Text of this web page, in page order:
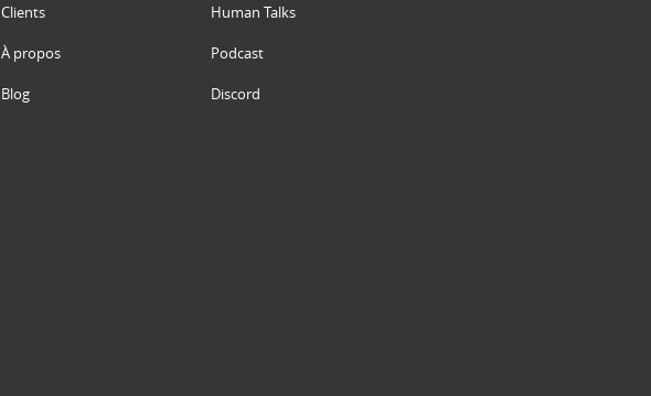
Clients
À propos
Blog
Human Talks
Podcast
Discord